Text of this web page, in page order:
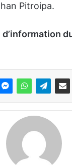
Pitroipa.